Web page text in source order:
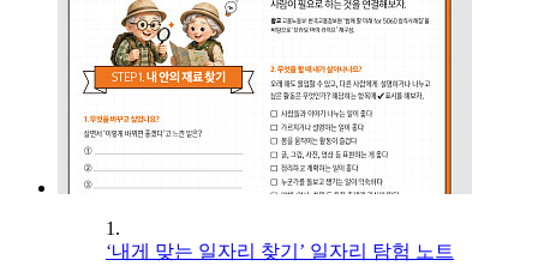
1.
‘내게 맞는 일자리 찾기’ 일자리 탐험 노트